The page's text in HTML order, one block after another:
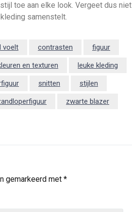
toe aan elke look. Vergeet dus niet
samenstelt.
voelt contrasten figuur
en texturen leuke kleding
snitten stijlen
zwarte blazer
gemarkeerd met *